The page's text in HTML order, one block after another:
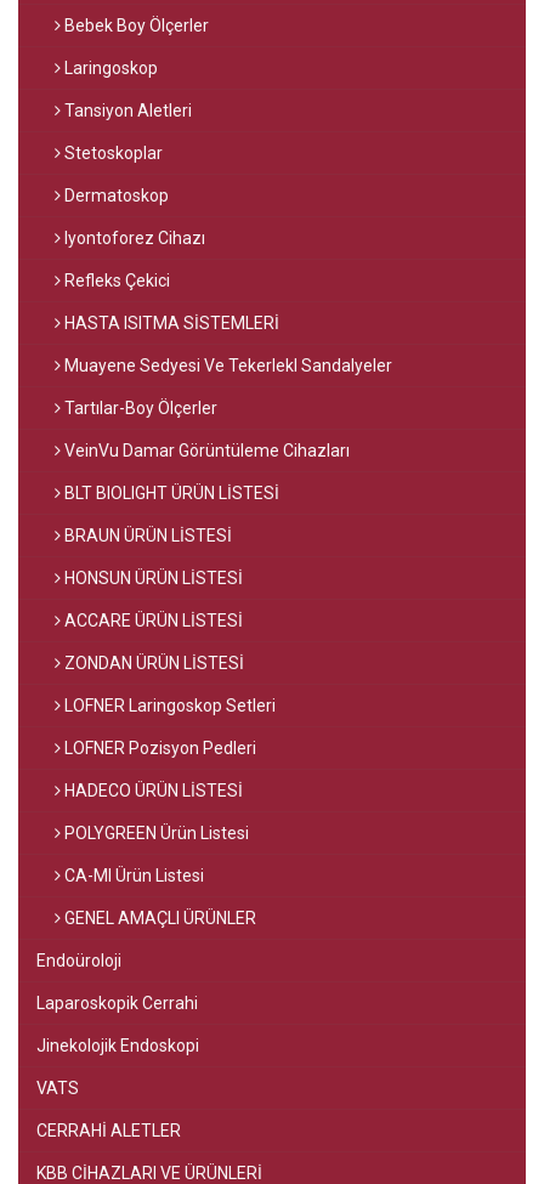
Bebek Boy Ölçerler
Laringoskop
Tansiyon Aletleri
Stetoskoplar
Dermatoskop
Iyontoforez Cihazı
Refleks Çekici
HASTA ISITMA SİSTEMLERİ
Muayene Sedyesi Ve Tekerlekl Sandalyeler
Tartılar-Boy Ölçerler
VeinVu Damar Görüntüleme Cihazları
BLT BIOLIGHT ÜRÜN LİSTESİ
BRAUN ÜRÜN LİSTESİ
HONSUN ÜRÜN LİSTESİ
ACCARE ÜRÜN LİSTESİ
ZONDAN ÜRÜN LİSTESİ
LOFNER Laringoskop Setleri
LOFNER Pozisyon Pedleri
HADECO ÜRÜN LİSTESİ
POLYGREEN Ürün Listesi
CA-MI Ürün Listesi
GENEL AMAÇLI ÜRÜNLER
Endoüroloji
Laparoskopik Cerrahi
Jinekolojik Endoskopi
VATS
CERRAHİ ALETLER
KBB CİHAZLARI VE ÜRÜNLERİ